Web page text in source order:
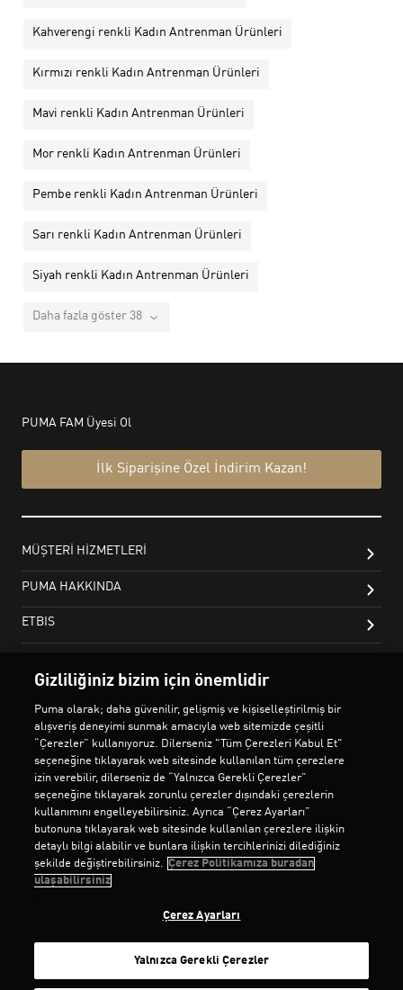
Kahverengi renkli Kadın Antrenman Ürünleri
Kırmızı renkli Kadın Antrenman Ürünleri
Mavi renkli Kadın Antrenman Ürünleri
Mor renkli Kadın Antrenman Ürünleri
Pembe renkli Kadın Antrenman Ürünleri
Sarı renkli Kadın Antrenman Ürünleri
Siyah renkli Kadın Antrenman Ürünleri
Daha fazla göster 38
Gizliliğiniz bizim için önemlidir
Puma olarak; daha güvenilir, gelişmiş ve kişiselleştirilmiş bir
alışveriş deneyimi sunmak amacıyla web sitemizde çeşitli
“Çerezler” kullanıyoruz. Dilerseniz "Tüm Çerezleri Kabul Et"
seçeneğine tıklayarak web sitesinde kullanılan tüm çerezlere
izin verebilir, dilerseniz de “Yalnızca Gerekli Çerezler”
seçeneğine tıklayarak zorunlu çerezler dışındaki çerezlerin
kullanımını engelleyebilirsiniz. Ayrıca “Çerez Ayarları”
butonuna tıklayarak web sitesinde kullanılan çerezlere ilişkin
detaylı bilgi alabilir ve bunlara ilişkin tercihlerinizi dilediğiniz
şekilde değiştirebilirsiniz. Çerez Politikamıza buradan
ulaşabilirsiniz
Çerez Ayarları
Yalnızca Gerekli Çerezler